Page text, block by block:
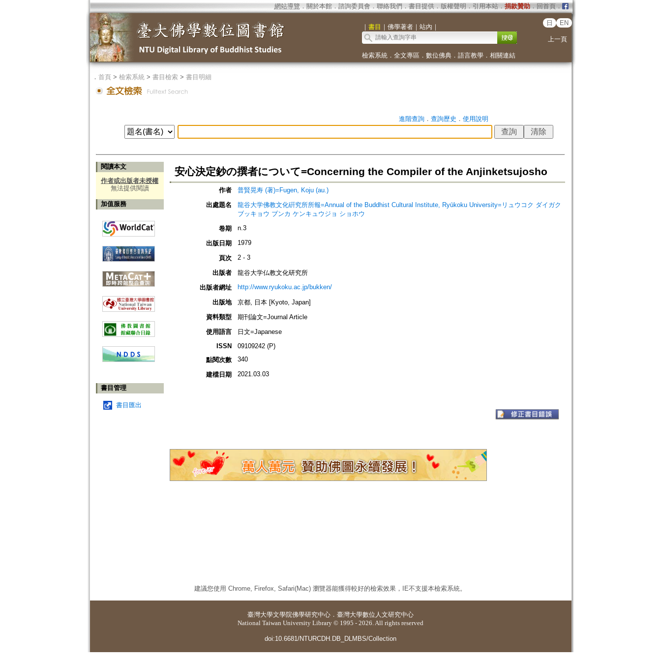
網站導覽 ． 關於本館． 諮詢委員會． 聯絡我們 ． 書目提供． 版權聲明 ． 引用本站． 捐款贊助．回首頁．
｜ 書目 ｜ 佛學著者｜ 站內 ｜
日 EN
上一頁
檢索系統． 全文專區 ． 數位佛典． 語言教學． 相關連結
． 首頁> 檢索系統> 書目檢索> 書目明細
進階查詢． 查詢歷史 ． 使用說明
閱讀本文
作者或出版者未授權
無法提供閱讀
加值服務
書目管理
書目匯出
安心決定鈔の撰者について=Concerning the Compiler of the Anjinketsujosho
作者
普賢晃寿 (著)=Fugen, Koju (au.)
出處題名
龍谷大学佛教文化硏究所所報=Annual of the Buddhist Cultural Institute, Ryūkoku University=リュウコク ダイガク
ブッキョウ ブンカ ケンキュウジョ ショホウ
卷期
n.3
出版日期 1979
頁次 2 - 3
出版者
龍谷大学仏教文化研究所
出版者網址
http://www.ryukoku.ac.jp/bukken/
出版地
京都, 日本 [Kyoto, Japan]
資料類型
期刊論文=Journal Article
使用語言
日文=Japanese
ISSN
09109242 (P)
點閱次數
340
建檔日期 2021.03.03
建議您使用 Chrome, Firefox, Safari(Mac) 瀏覽器能獲得較好的檢索效果，IE不支援本檢索系統。
臺灣大學文學院佛學研究中心 ． 臺灣大學數位人文研究中心
National Taiwan University Library © 1995 - 2026. All rights reserved
doi:10.6681/NTURCDH.DB_DLMBS/Collection